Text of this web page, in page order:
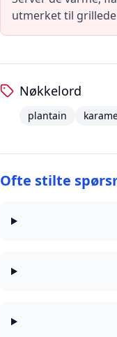
utmerket til
Nøkkelord
plantain
Ofte stilte